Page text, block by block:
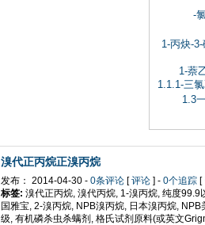
-
1-丙炔-
1-萘
1.1.1-三
1.3
溴代正丙烷正溴丙烷
发布： 2014-04-30 - 0条评论 [评论 ] - 0个追踪 [
标签: 溴代正丙烷, 溴代丙烷, 1-溴丙烷, 纯度99.9
国雅宝, 2-溴丙烷, NPB溴丙烷, 日本溴丙烷,
级, 有机磷杀虫杀螨剂, 格氏试剂原料(或英文